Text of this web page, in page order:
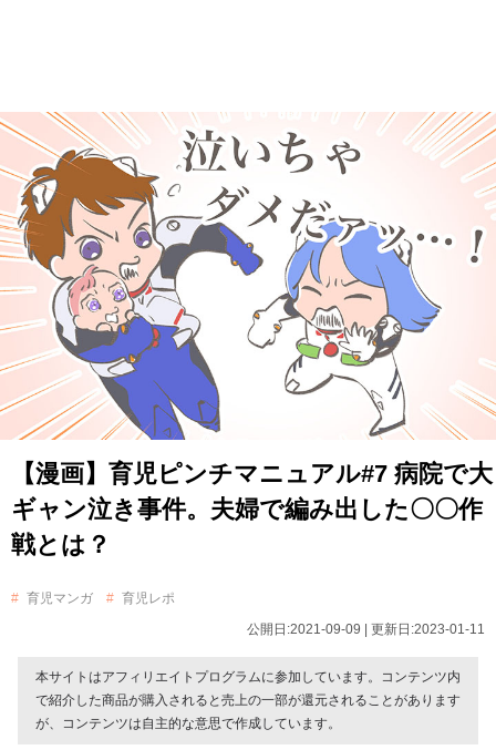
【漫画】育児ピンチマニュアル#7 病院で大
ギャン泣き事件。夫婦で編み出した〇〇作
戦とは？
育児マンガ
育児レポ
公開日:2021-09-09 | 更新日:2023-01-11
本サイトはアフィリエイトプログラムに参加しています。コンテンツ内
で紹介した商品が購入されると売上の一部が還元されることがあります
が、コンテンツは自主的な意思で作成しています。